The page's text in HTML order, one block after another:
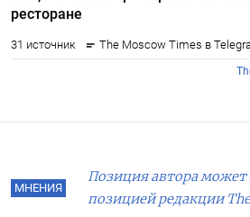
МНЕНИЯ
Позиция автора может
позицией редакции